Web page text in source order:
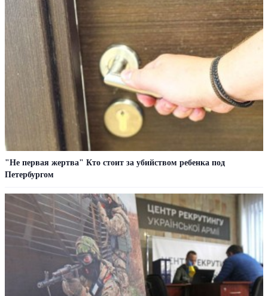
"Не первая жертва" Кто стоит за убийством ребенка под
Петербургом